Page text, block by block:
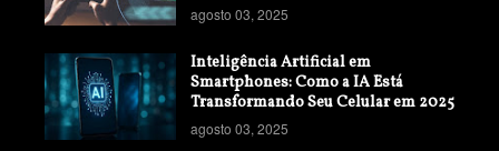
agosto 03, 2025
Inteligência Artificial em
Smartphones: Como a IA Está
Transformando Seu Celular em 2025
agosto 03, 2025